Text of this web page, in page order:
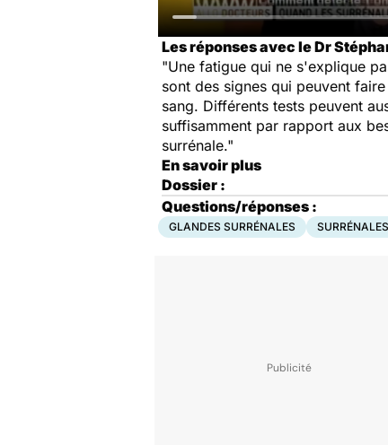
Les réponses avec le Dr
"Une fatigue qui ne s'explique
sont des signes qui peuvent
sang. Différents tests peuvent
suffisamment par rapport aux
surrénale."
En savoir plus
Dossier :
Questions/réponses :
GLANDES SURRÉNALES SURRÉNALES